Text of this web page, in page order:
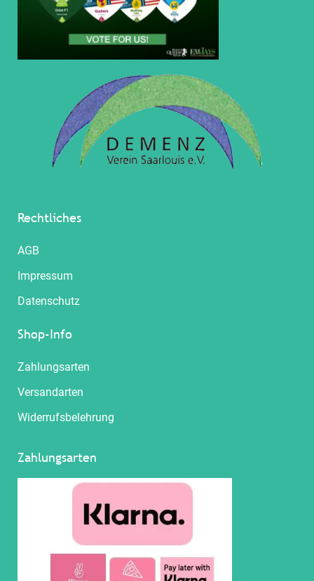
Rechtliches
AGB
Impressum
Datenschutz
Shop-Info
Zahlungsarten
Versandarten
Widerrufsbelehrung
Zahlungsarten